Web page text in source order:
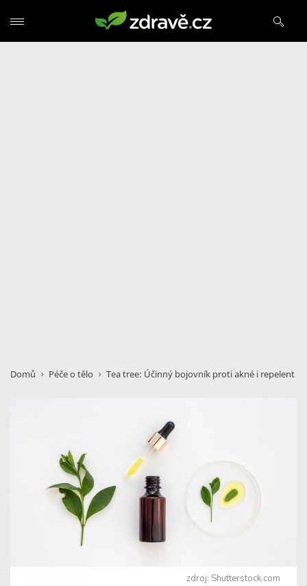
Domů Péče o tělo Tea tree: Účinný bojovník proti akné i repelent
zdroj: Shutterstock.com